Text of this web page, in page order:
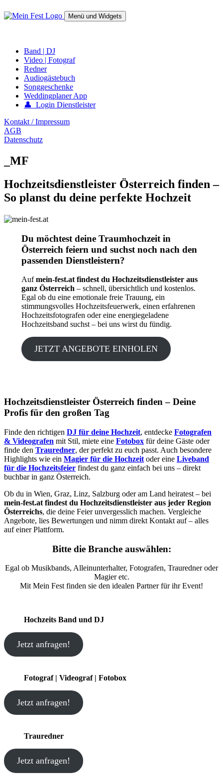
zum
Menü und Widgets
Band | DJ
Video | Fotograf
Redner
Audiogästebuch
Songgeschenke
Weddingplaner App
👤 Login Dienstleister
Kontakt / Impressum
AGB
Datenschutz
_MF
Hochzeitsdienstleister Österreich finden –
So planst du deine perfekte Hochzeit
Du möchtest deine Traumhochzeit in
Österreich feiern und suchst noch nach den
passenden Dienstleistern?
Aufmein-fest.at findest du Hochzeitsdienstleister aus
ganz Österreich– schnell, übersichtlich und kostenlos.
Egal ob du eine emotionale freie Trauung, ein
stimmungsvolles Hochzeitsfeuerwerk, einen erfahrenen
Hochzeitsfotografen oder eine energiegeladene
Hochzeitsband suchst – bei uns wirst du fündig.
JETZT ANGEBOTE EINHOLEN
Hochzeitsdienstleister Österreich finden – Deine
Profis für den großen Tag
Finde den richtigen DJ für deine Hochzeit, entdecke Fotografen
& Videografen mit Stil, miete eine Fotobox für deine Gäste oder
finde den Trauredner, der perfekt zu euch passt. Auch besondere
Highlights wie ein Magier für die Hochzeit oder eine Liveband
für die Hochzeitsfeier findest du ganz einfach bei uns – direkt
buchbar in ganz Österreich.
Ob du in Wien, Graz, Linz, Salzburg oder am Land heiratest – bei
mein-fest.at findest du Hochzeitsdienstleister aus jeder Region
Österreichs, die deine Feier unvergesslich machen. Vergleiche
Angebote, lies Bewertungen und nimm direkt Kontakt auf – alles
auf einer Plattform.
Bitte die Branche auswählen:
Egal ob Musikbands, Alleinunterhalter, Fotografen, Trauredner oder
Magier etc.
Mit Mein Fest finden sie den idealen Partner für ihr Event!
Hochzeits Band und DJ
Jetzt anfragen!
Fotograf | Videograf | Fotobox
Jetzt anfragen!
Trauredner
Jetzt anfragen!